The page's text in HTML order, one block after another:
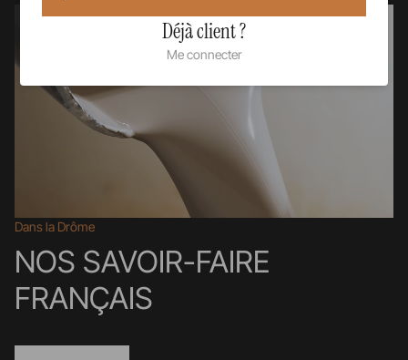
Dans la Drôme
NOS SAVOIR-FAIRE
FRANÇAIS
Déjà client ?
Me connecter